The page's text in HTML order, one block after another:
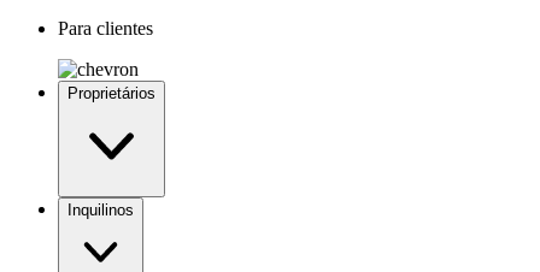
Para clientes
Proprietários
Inquilinos